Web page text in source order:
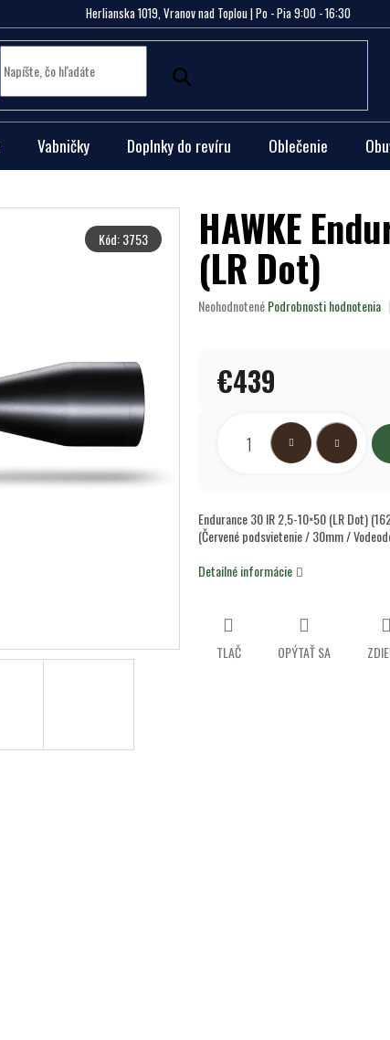
Herlianska 1019, Vranov nad Toplou | Po - Pia 9:00 - 16:30
Vabničky Doplnky do revíru Oblečenie
Kód:3753 HAWKE
(LR Dot)
Priemerné
NeohodnotenéPodrobnosti hodnotenia
€439
Endurance 30 IR 2,5-10×50 (LR Dot)
(Červené podsvietenie / 30mm /
Detailné informácie
TLAČ OPÝTAŤ SA